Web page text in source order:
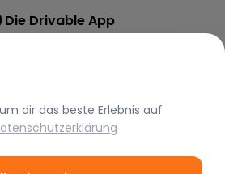
Die Drivable App
dir das beste Erlebnis auf